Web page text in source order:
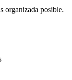
organizada posible.